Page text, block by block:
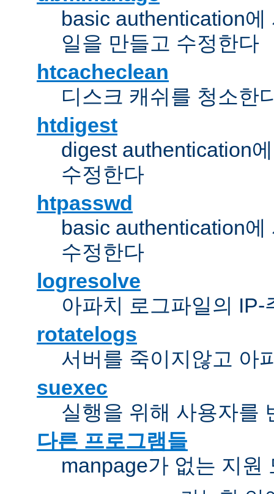
basic authentication
일을 만들고 수정한다
htcacheclean
디스크 캐쉬를 청소한
htdigest
digest authentication
수정한다
htpasswd
basic authentication
수정한다
logresolve
아파치 로그파일의
rotatelogs
서버를 죽이지않고 아
suexec
실행을 위해 사용자를
다른 프로그램들
manpage가 없는 지원